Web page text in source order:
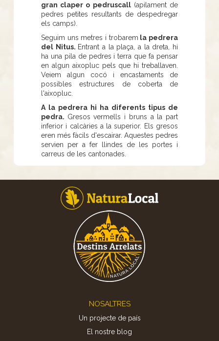
gran claper o pedruscall(apilament de
pedres petites resultants de despedregar
els camps).
Seguim uns metres i trobarem la pedrera
del Nitus. Entrant a la plaça, a la dreta, hi
ha una pila de pedres i terra que fa pensar
en algun aixopluc pels que hi treballaven.
Veiem algun cocó i encastaments de
possibles estructures de coberta de
l'aixopluc.
A la pedrera hi ha diferents tipus de
pedra. Gresos vermells i bruns a la part
inferior i calcàries a la superior. Els gresos
eren més fàcils d'escairar. Aquestes pedres
servien per a fer llindes de les portes i
carreus de les cantonades.
NOSALTRES
Un projecte de país
El nostre blog